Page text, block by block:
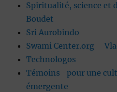
Spiritualité, science et
Boudet
Sri Aurobindo
Swami Center.org –
Technologos
Témoins -pour une
émergente